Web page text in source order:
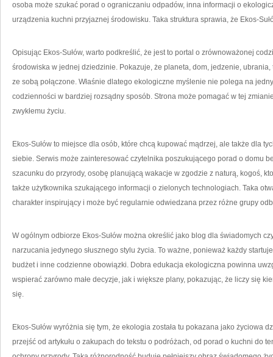
osoba może szukać porad o ograniczaniu odpadów, inna informacji o
urządzenia kuchni przyjaznej środowisku. Taka struktura sprawia, że Ekos-
Opisując Ekos-Sułów, warto podkreślić, że jest to portal o zrównoważonej
środowiska w jednej dziedzinie. Pokazuje, że planeta, dom, jedzenie,
ze sobą połączone. Właśnie dlatego ekologiczne myślenie nie polega na
codzienności w bardziej rozsądny sposób. Strona może pomagać w tej
zwykłemu życiu.
Ekos-Sułów to miejsce dla osób, które chcą kupować mądrzej, ale także dla
siebie. Serwis może zainteresować czytelnika poszukującego porad o domu
szacunku do przyrody, osobę planującą wakacje w zgodzie z naturą, kogoś,
także użytkownika szukającego informacji o zielonych technologiach. Taka
charakter inspirujący i może być regularnie odwiedzana przez różne grupy
W ogólnym odbiorze Ekos-Sułów można określić jako blog dla świadomych
narzucania jedynego słusznego stylu życia. To ważne, ponieważ każdy
budżet i inne codzienne obowiązki. Dobra edukacja ekologiczna powinna
wspierać zarówno małe decyzje, jak i większe plany, pokazując, że liczy się
się.
Ekos-Sułów wyróżnia się tym, że ekologia została tu pokazana jako życiowa
przejść od artykułu o zakupach do tekstu o podróżach, od porad o kuchni do